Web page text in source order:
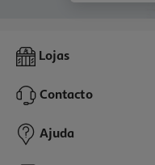
Lojas
Contacto
Ajuda